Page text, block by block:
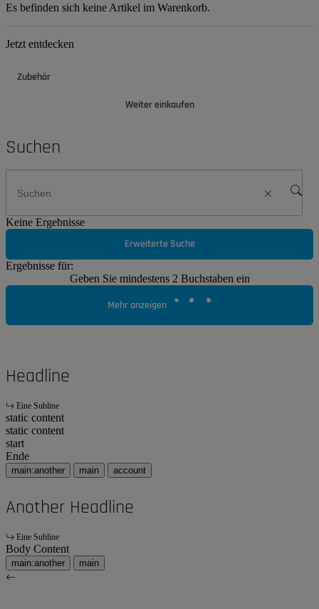
Es befinden sich keine Artikel im Warenkorb.
Jetzt entdecken
Zubehör
Weiter einkaufen
Suchen
Keine Ergebnisse
Erweiterte Suche
Ergebnisse für:
Geben Sie mindestens 2 Buchstaben ein
Mehr anzeigen
Headline
Eine Subline
static content
static content
start
Ende
main:another main account
Another Headline
Eine Subline
Body Content
main:another main